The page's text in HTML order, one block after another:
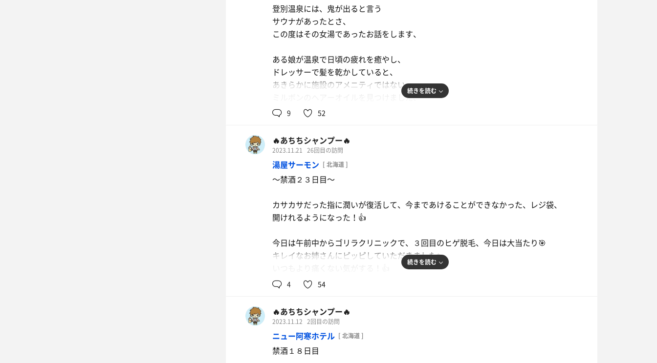
登別温泉には、鬼が出ると言う
サウナがあったとさ、
この度はその女湯であったお話をします、
ある娘が温泉で日頃の疲れを癒やし、
ドレッサーで髪を乾かしていると、
あきらかに施設のアメニティではない、
ミルボンのヘアーオイルを見つけました、
娘は「あ～誰かが忘れていったんだなあ〜」
その後、
一人の老婆が現れ、おもむろにそのオイルを自分の髪につけ始めました、
娘は、あまりのこうけいに自分の目を疑うほどビックリしたそうです、
その時でした！、オイルの持ち主であろう小娘が現れ「それ、私のです！」と
老婆に言いました、
老婆は眉毛を吊り上げてこう言いました、
「こんなところに置いとくから悪いでしょうが！😡」
登別には本当に鬼がいるみたいです、、、
続きを読む
9 52
🔥あちちシャンプー🔥
2023.11.21 26回目の訪問
湯屋サーモン [ 北海道 ]
〜禁酒２３日目〜
カサカサだった指に潤いが復活して、今まであけることができなかった、レジ袋、
開けれるようになった！👍
今日は午前中からゴリラクリニックで、３回目のヒゲ脱毛、今日は大当たり🎯
キレイなお姉さんにピッピしていただきました✨
こうなりゃ施術後ダメだと言われたサウナに行くしかないでしょ！
サーモンでしょ！八乃木でしょ！
ああぁ！よい休日だ〜！
続きを読む
4 54
🔥あちちシャンプー🔥
2023.11.12 2回目の訪問
ニュー阿寒ホテル [ 北海道 ]
禁酒１８日目